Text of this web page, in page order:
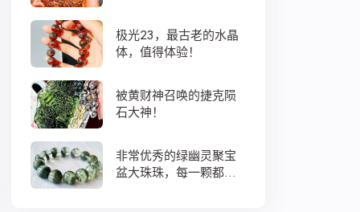
极光23，最古老的水晶
体，值得体验！
被黄财神召唤的捷克陨
石大神！
非常优秀的绿幽灵聚宝
盆大珠珠，每一颗都蕴